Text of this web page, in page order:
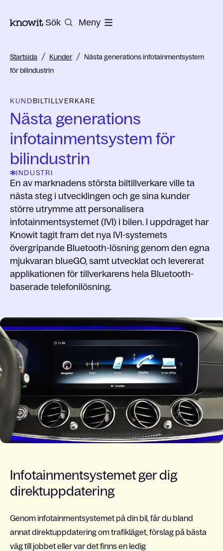
Till startsidan på Knowit
Sök Meny
Startsida / Kunder / Nästa generations infotainmentsystem
för bilindustrin
KUNDBILTILLVERKARE
Nästa generations
infotainmentsystem för
bilindustrin
INDUSTRI
En av marknadens största biltillverkare ville ta
nästa steg i utvecklingen och ge sina kunder
större utrymme att personalisera
infotainmentsystemet (IVI) i bilen. I uppdraget har
Knowit tagit fram det nya IVI-systemets
övergripande Bluetooth-lösning genom den egna
mjukvaran blueGO, samt utvecklat och levererat
applikationen för tillverkarens hela Bluetooth-
baserade telefonilösning.
Infotainmentsystemet ger dig
direktuppdatering
Genominfotainmentsystemet på din bil,får du bland
annatdirektuppdatering om trafikläget, förslag på bästa
väg till jobbeteller var det finns en ledig